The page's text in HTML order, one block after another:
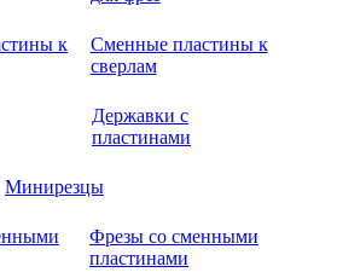
Сменные пластины к
сверлам
Державки с
пластинами
Минирезцы
Фрезы со сменными
пластинами